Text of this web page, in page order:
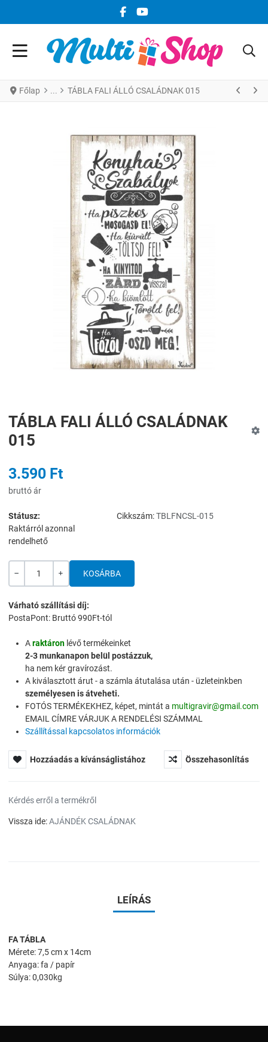
FACEBOOK KÖZÖSSÉGI LINK
YOUTUBE KÖZÖSSÉGI LINK
Főlap TÁBLA FALI ÁLLÓ CSALÁDNAK 015
TÁBLA FALI ÁLLÓ CSALÁDNAK
015
3.590 Ft
bruttó ár
Státusz:
Raktárról azonnal
rendelhető
Cikkszám:TBLFNCSL-015
Mennyiség
Várható szállítási díj:
PostaPont: Bruttó 990Ft-tól
Araktáron lévő termékeinket
2-3 munkanapon belül postázzuk,
ha nem kér gravírozást.
A kiválasztott árut - a számla átutalása után - üzleteinkben
személyesen is átveheti.
FOTÓS TERMÉKEKHEZ, képet, mintát a multigravir@gmail.com
EMAIL CÍMRE VÁRJUK A RENDELÉSI SZÁMMAL
Szállítással kapcsolatos információk
Hozzáadás a kívánságlistához Összehasonlítás
Kérdés erről a termékről
Vissza ide:AJÁNDÉK CSALÁDNAK
LEÍRÁS
FA TÁBLA
Mérete: 7,5 cm x 14cm
Anyaga: fa / papír
Súlya: 0,030kg